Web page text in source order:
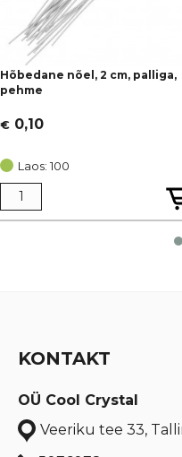
Hõbedane nõel, 2 cm, palliga,
pehme
€ 0,10
Laos: 100
KONTAKT
OÜ Cool Crystal
Veeriku tee 33,